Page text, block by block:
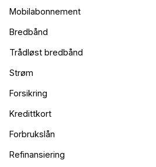
Mobilabonnement
Bredbånd
Trådløst bredbånd
Strøm
Forsikring
Kredittkort
Forbrukslån
Refinansiering